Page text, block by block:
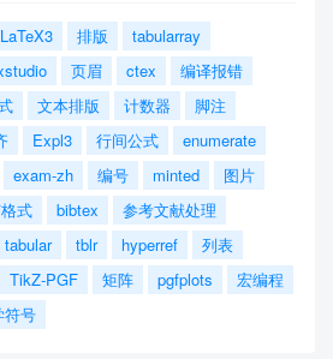
LaTeX3 排版
tabularray
页眉 ctex
编译报错
文本排版 计数器
脚注
Expl3 行间公式
enumerate
exam-zh 编号 minted
图片
式 bibtex
参考文献处理
tabular tblr hyperref
列表
TikZ-PGF 矩阵 pgfplots
宏编程
符号